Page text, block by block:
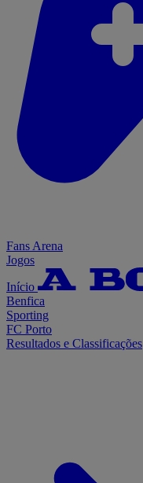
Fans Arena
Jogos
Início
Benfica
Sporting
FC Porto
Resultados e Classificações